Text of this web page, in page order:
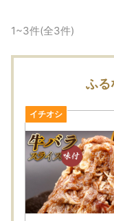
1~3件(全3件)
ふる